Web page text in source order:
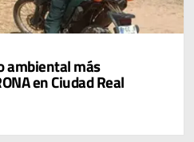
ambiental más
en Ciudad Real